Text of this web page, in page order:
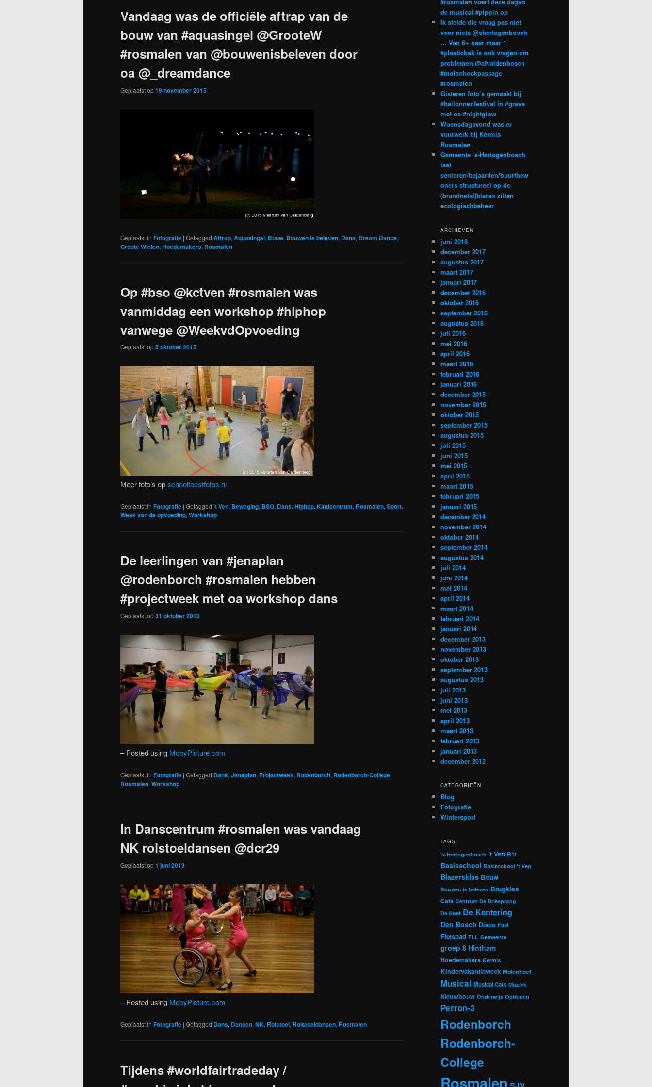
Vandaag was de officiële aftrap van de
bouw van #aquasingel @GrooteW
#rosmalen van @bouwenisbeleven door
oa @_dreamdance
Geplaatst op19 november 2015
Geplaatst in Fotografie | Getagged Aftrap, Aquasingel, Bouw, Bouwen is beleven, Dans, Dream Dance,
Groote Wielen, Hoedemakers, Rosmalen
Op #bso @kctven #rosmalen was
vanmiddag een workshop #hiphop
vanwege @WeekvdOpvoeding
Geplaatst op5 oktober 2015
Meer foto’s opschoolfeestfotos.nl
Geplaatst in Fotografie | Getagged 't Ven, Beweging, BSO, Dans, Hiphop, Kindcentrum, Rosmalen, Sport,
Week van de opvoeding, Workshop
De leerlingen van #jenaplan
@rodenborch #rosmalen hebben
#projectweek met oa workshop dans
Geplaatst op31 oktober 2013
– Posted using MobyPicture.com
Geplaatst in Fotografie | Getagged Dans, Jenaplan, Projectweek, Rodenborch, Rodenborch-College,
Rosmalen, Workshop
In Danscentrum #rosmalen was vandaag
NK rolstoeldansen @dcr29
Geplaatst op1 juni 2013
– Posted using MobyPicture.com
Geplaatst in Fotografie | Getagged Dans, Dansen, NK, Rolstoel, Rolstoeldansen, Rosmalen
Tijdens #worldfairtradeday /
#rosmalen voert deze dagen
de musical #pippin op
Ik stelde die vraag pas niet
voor niets @shertogenbosch
… Van 6+ naar maar 1
#plasticbak is ook vragen om
problemen @afvaldenbosch
#molenhoekpassage
#rosmalen
Gisteren foto’s gemaakt bij
#ballonnenfestival in #grave
met oa #nightglow
Woensdagavond was er
vuurwerk bij Kermis
Rosmalen
Gemeente ‘s-Hertogenbosch
laat
senioren/bejaarden/buurtbew
oners structureel op de
(brandnetel)blaren zitten
ecologischbeheer
ARCHIEVEN
juni 2018
december 2017
augustus 2017
maart 2017
januari 2017
december 2016
oktober 2016
september 2016
augustus 2016
juli 2016
mei 2016
april 2016
maart 2016
februari 2016
januari 2016
december 2015
november 2015
oktober 2015
september 2015
augustus 2015
juli 2015
juni 2015
mei 2015
april 2015
maart 2015
februari 2015
januari 2015
december 2014
november 2014
oktober 2014
september 2014
augustus 2014
juli 2014
juni 2014
mei 2014
april 2014
maart 2014
februari 2014
januari 2014
december 2013
november 2013
oktober 2013
september 2013
augustus 2013
juli 2013
juni 2013
mei 2013
april 2013
maart 2013
februari 2013
januari 2013
december 2012
CATEGORIEËN
Blog
Fotografie
Wintersport
TAGS
's-Hertogenbosch 't Ven B1t
Basisschool Basisschool 't Ven
Blazersklas Bouw
Bouwen is beleven Brugklas
Cats Centrum De Driesprong
De Hoef De Kentering
Den Bosch Disco Faal
Fietspad FLL Gemeente
groep 8 Hintham
Hoedemakers Kermis
Kindervakantieweek Molenhoef
Musical Musical Cats Muziek
Nieuwbouw Onderwijs Optreden
Perron-3
Rodenborch
Rodenborch-
College
Rosmalen